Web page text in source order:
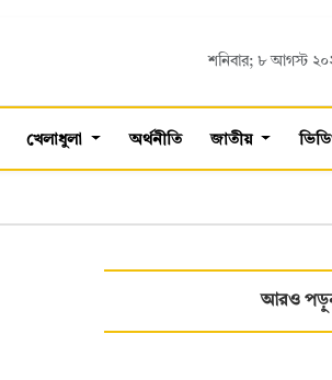
শনিবার; ৮ আগস্ট
খেলাধুলা অর্থনীতি জাতীয়
আরও